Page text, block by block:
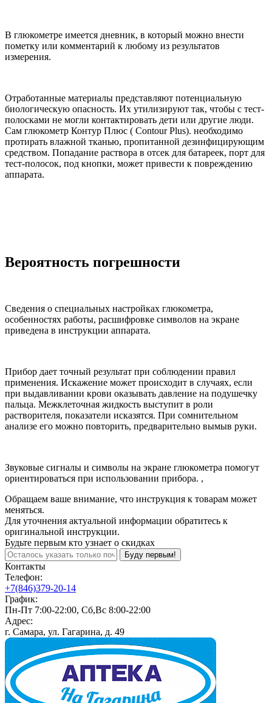
В глюкометре имеется дневник, в который можно внести
пометку или комментарий к любому из результатов
измерения.
Отработанные материалы представляют потенциальную
биологическую опасность. Их утилизируют так, чтобы с тест-
полосками не могли контактировать дети или другие люди.
Сам глюкометр Контур Плюс ( Contour Plus). необходимо
протирать влажной тканью, пропитанной дезинфицирующим
средством. Попадание раствора в отсек для батареек, порт для
тест-полосок, под кнопки, может привести к повреждению
аппарата.
Вероятность погрешности
Сведения о специальных настройках глюкометра,
особенностях работы, расшифровке символов на экране
приведена в инструкции аппарата.
Прибор дает точный результат при соблюдении правил
применения. Искажение может происходит в случаях, если
при выдавливании крови оказывать давление на подушечку
пальца. Межклеточная жидкость выступит в роли
растворителя, показатели исказятся. При сомнительном
анализе его можно повторить, предварительно вымыв руки.
Звуковые сигналы и символы на экране глюкометра помогут
ориентироваться при использовании прибора. ,
Обращаем ваше внимание, что инструкция к товарам может
меняться.
Для уточнения актуальной информации обратитесь к
оригинальной инструкции.
Будьте первым кто узнает о скидках
Буду первым!
Контакты
Телефон:
+7(846)379-20-14
График:
Пн-Пт 7:00-22:00, Сб,Вс 8:00-22:00
Адрес:
г. Самара, ул. Гагарина, д. 49